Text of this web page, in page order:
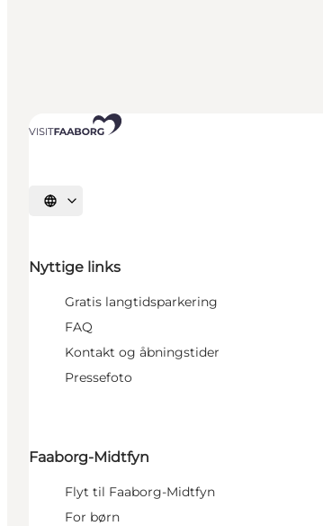
Vælg sprog
Nyttige links
Gratis langtidsparkering
FAQ
Kontakt og åbningstider
Pressefoto
Faaborg-Midtfyn
Flyt til Faaborg-Midtfyn
For børn